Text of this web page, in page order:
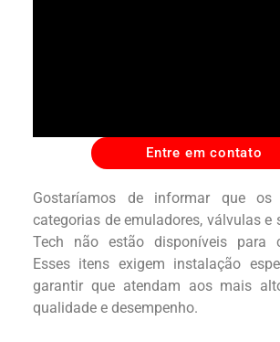
Entre em contato
Gostaríamos de informar que os
categorias de emuladores, válvulas e
Tech não estão disponíveis para
Esses itens exigem instalação
garantir que atendam aos mais
qualidade e desempenho.